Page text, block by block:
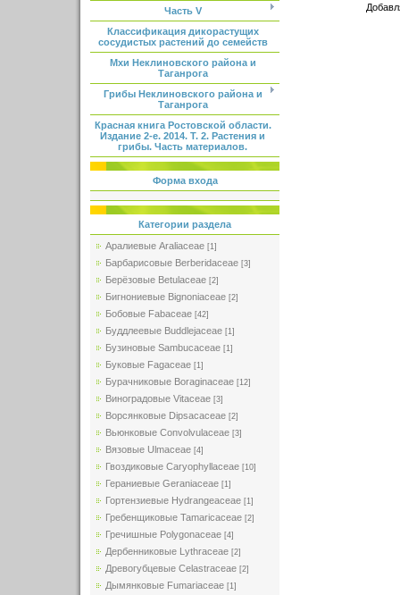
Часть V
Классификация дикорастущих
сосудистых растений до семейств
Мхи Неклиновского района и
Таганрога
Грибы Неклиновского района и
Таганрога
Красная книга Ростовской области.
Издание 2-е. 2014. Т. 2. Растения и
грибы. Часть материалов.
Форма входа
Категории раздела
Аралиевые Araliaceae [1]
Барбарисовые Berberidaceae [3]
Берёзовые Betulaceae [2]
Бигнониевые Bignoniaceae [2]
Бобовые Fabaceae [42]
Буддлеевые Buddlejaceae [1]
Бузиновые Sambucaceae [1]
Буковые Fagaceae [1]
Бурачниковые Boraginaceae [12]
Виноградовые Vitaceae [3]
Ворсянковые Dipsacaceae [2]
Вьюнковые Convolvulaceae [3]
Вязовые Ulmaceae [4]
Гвоздиковые Caryophyllaceae [10]
Гераниевые Geraniaceae [1]
Гортензиевые Hydrangeaceae [1]
Гребенщиковые Tamaricaceae [2]
Гречишные Polygonaceae [4]
Дербенниковые Lythraceae [2]
Древогубцевые Celastraceae [2]
Дымянковые Fumariaceae [1]